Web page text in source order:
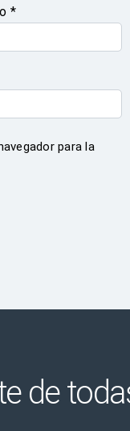
*
para la
de